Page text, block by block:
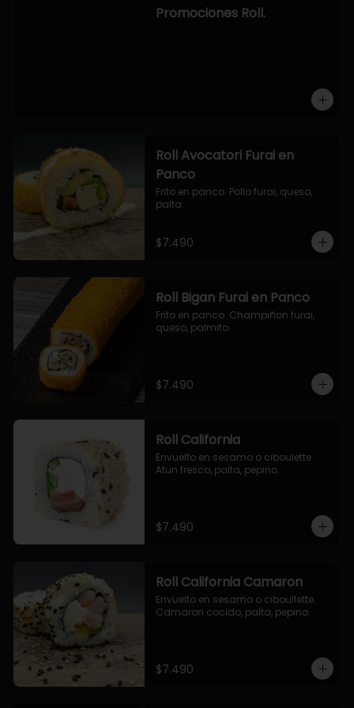
OPCION2:
- salmon, queso, palta, envuelto en
Promociones Roll.
Roll Avocatori Furai en
Panco
Frito en panco. Pollo furai, queso,
palta.
$7.490
Roll Bigan Furai en Panco
Frito en panco. Champiñon furai,
queso, palmito.
$7.490
Roll California
Envuelto en sesamo o ciboulette.
Atun fresco, palta, pepino.
$7.490
Roll California Camaron
Envuelto en sesamo o ciboullette.
Camaron cocido, palta, pepino.
$7.490